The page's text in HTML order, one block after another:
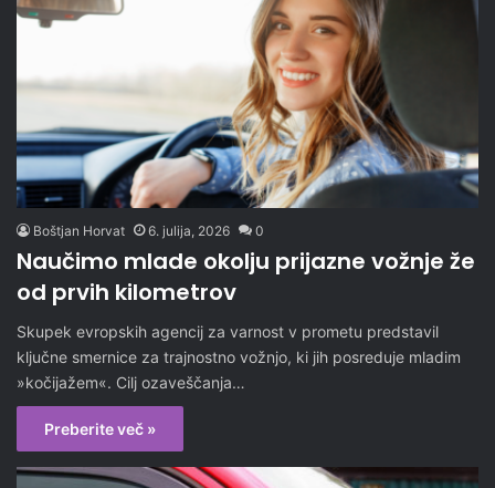
Boštjan Horvat 6. julija, 2026 0
Naučimo mlade okolju prijazne vožnje že
od prvih kilometrov
Skupek evropskih agencij za varnost v prometu predstavil
ključne smernice za trajnostno vožnjo, ki jih posreduje mladim
»kočijažem«. Cilj ozaveščanja…
Preberite več »